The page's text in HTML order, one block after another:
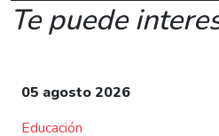
Te puede
05 agosto 2026
Educación